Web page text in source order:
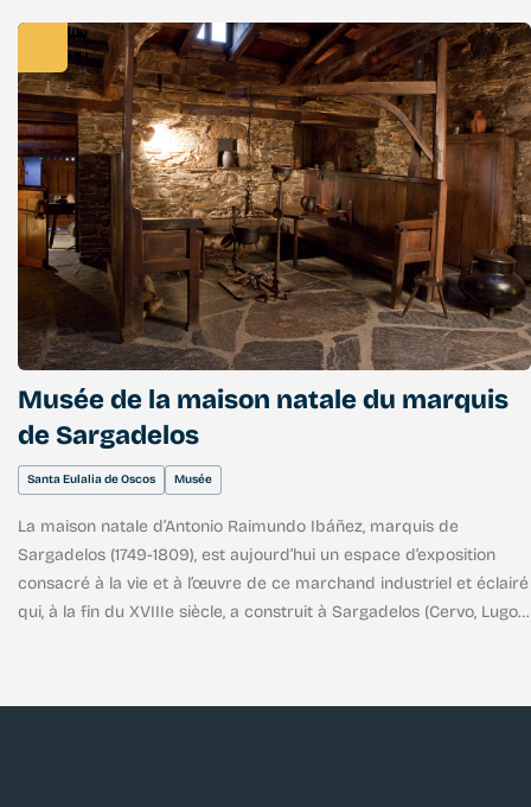
Musée de la maison natale du marquis
de Sargadelos
Santa Eulalia de Oscos Musée
La maison natale d’Antonio Raimundo Ibáñez, marquis de
Sargadelos (1749-1809), est aujourd’hui un espace d’exposition
consacré à la vie et à l’œuvre de ce marchand industriel et éclairé
qui, à la fin du XVIIIe siècle, a construit à Sargadelos (Cervo, Lugo)